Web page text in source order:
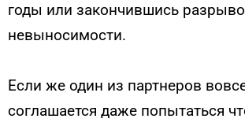
годы или закончившись
невыносимости.
Если же один из партнеров
соглашается даже попытаться